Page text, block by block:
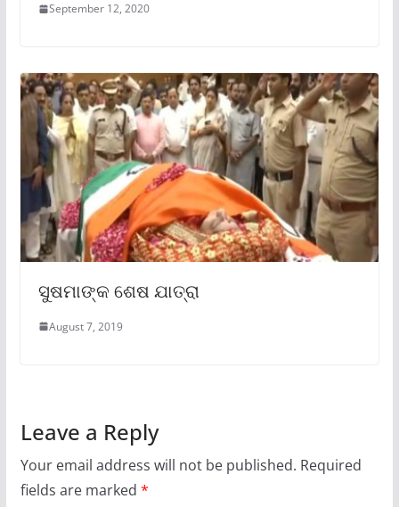
September 12, 2020
ସୁଷମାଙ୍କ ଶେଷ ଯାତ୍ରା
August 7, 2019
Leave a Reply
Your email address will not be published. Required
fields are marked *